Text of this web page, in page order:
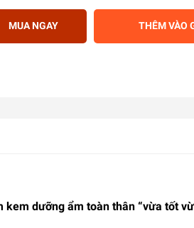
MUA NGAY THÊM VÀO
dưỡng ẩm toàn thân “vừa tốt